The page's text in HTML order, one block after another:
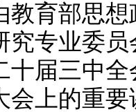
育部思想
究专业委
十届三中
会上的重